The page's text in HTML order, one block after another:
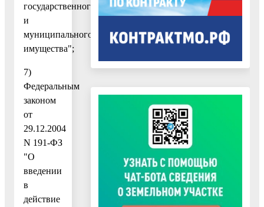
государственного
и
муниципального
имущества";
7)
Федеральным
законом
от
29.12.2004
N 191-ФЗ
"О
введении
в
действие